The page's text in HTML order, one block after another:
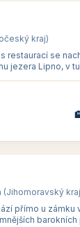
kraj)
restaurací se
jezera Lipno, v
(Jihomoravský
přímo u zámku
barokních